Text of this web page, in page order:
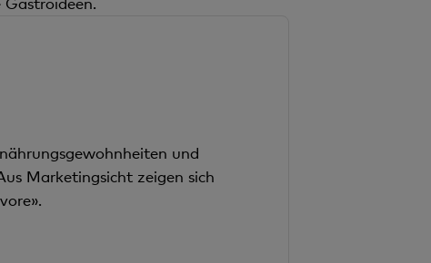
und
Marketingsicht zeigen sich